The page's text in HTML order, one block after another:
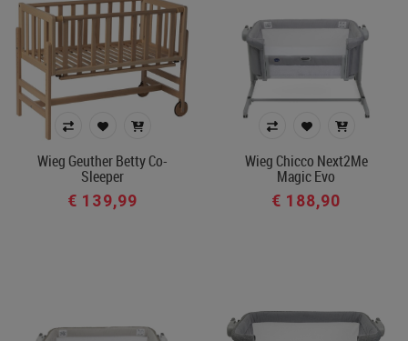
Wieg Geuther Betty Co-
Sleeper
€ 139,99
Wieg Chicco Next2Me
Magic Evo
€ 188,90